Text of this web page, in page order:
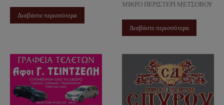
Διαβάστε περισσότερα
ΜΙΚΡΟ ΠΕΡΙΣΤΕΡΙ ΜΕΤΣΟΒΟΥ
Διαβάστε περισσότερα